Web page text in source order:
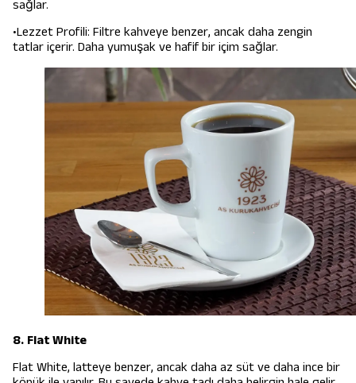
sağlar.
•Lezzet Profili: Filtre kahveye benzer, ancak daha zengin
tatlar içerir. Daha yumuşak ve hafif bir içim sağlar.
8. Flat White
Flat White, latteye benzer, ancak daha az süt ve daha ince bir